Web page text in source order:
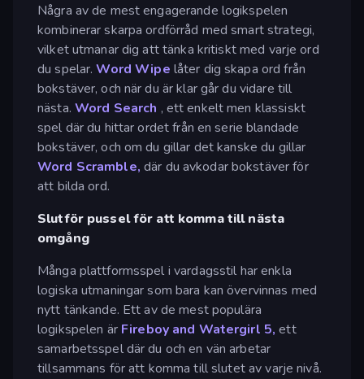
Några av de mest engagerande logikspelen
kombinerar skarpa ordförråd med smart strategi,
vilket utmanar dig att tänka kritiskt med varje ord
du spelar.Word Wipe låter dig skapa ord från
bokstäver, och när du är klar går du vidare till
nästa. Word Search , ett enkelt men klassiskt
spel där du hittar ordet från en serie blandade
bokstäver, och om du gillar det kanske du gillar
Word Scramble, där du avkodar bokstäver för
att bilda ord.
Slutför pussel för att komma till nästa
omgång
Många plattformsspel i vardagsstil har enkla
logiska utmaningar som bara kan övervinnas med
nytt tänkande. Ett av de mest populära
logikspelen är Fireboy and Watergirl 5, ett
samarbetsspel där du och en vän arbetar
tillsammans för att komma till slutet av varje nivå.